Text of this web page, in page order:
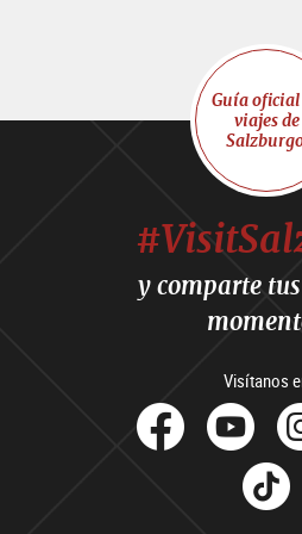
Guía oficial
viajes de
y comparte
Visítanos